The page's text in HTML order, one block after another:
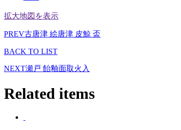
拡大地図を表示
PREV古唐津 絵唐津 皮鯨 盃
BACK TO LIST
NEXT瀬戸 飴釉面取火入
Related items